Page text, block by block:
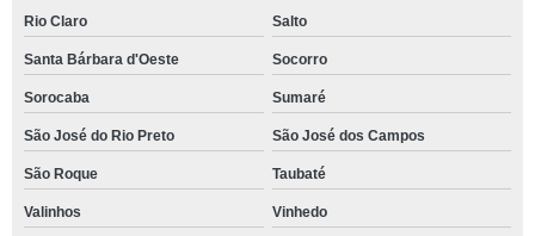
Rio Claro Salto
Santa Bárbara d'Oeste Socorro
Sorocaba Sumaré
São José do Rio Preto São José dos Campos
São Roque Taubaté
Valinhos Vinhedo